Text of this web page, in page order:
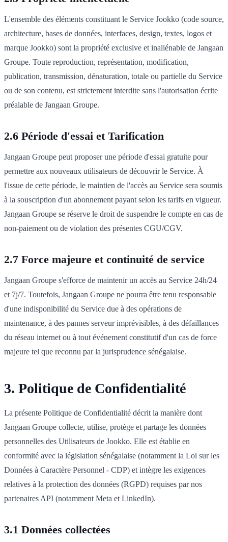
L'ensemble des éléments constituant le Service Jookko (code source,
architecture, bases de données, interfaces, design, textes, logos et
marque Jookko) sont la propriété exclusive et inaliénable de Jangaan
Groupe. Toute reproduction, représentation, modification,
publication, transmission, dénaturation, totale ou partielle du Service
ou de son contenu, est strictement interdite sans l'autorisation écrite
préalable de Jangaan Groupe.
2.6 Période d'essai et Tarification
Jangaan Groupe peut proposer une période d'essai gratuite pour
permettre aux nouveaux utilisateurs de découvrir le Service. À
l'issue de cette période, le maintien de l'accès au Service sera soumis
à la souscription d'un abonnement payant selon les tarifs en vigueur.
Jangaan Groupe se réserve le droit de suspendre le compte en cas de
non-paiement ou de violation des présentes CGU/CGV.
2.7 Force majeure et continuité de service
Jangaan Groupe s'efforce de maintenir un accès au Service 24h/24
et 7j/7. Toutefois, Jangaan Groupe ne pourra être tenu responsable
d'une indisponibilité du Service due à des opérations de
maintenance, à des pannes serveur imprévisibles, à des défaillances
du réseau internet ou à tout événement constitutif d'un cas de force
majeure tel que reconnu par la jurisprudence sénégalaise.
3. Politique de Confidentialité
La présente Politique de Confidentialité décrit la manière dont
Jangaan Groupe collecte, utilise, protège et partage les données
personnelles des Utilisateurs de Jookko. Elle est établie en
conformité avec la législation sénégalaise (notamment la Loi sur les
Données à Caractère Personnel - CDP) et intègre les exigences
relatives à la protection des données (RGPD) requises par nos
partenaires API (notamment Meta et LinkedIn).
3.1 Données collectées